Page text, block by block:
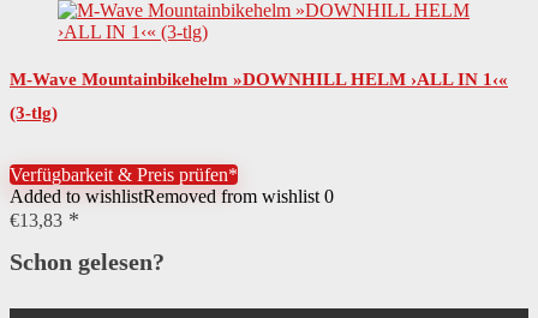
M-Wave Mountainbikehelm »DOWNHILL HELM ›ALL IN 1‹«
(3-tlg)
Verfügbarkeit & Preis prüfen*
Added to wishlistRemoved from wishlist 0
€13,83
Schon gelesen?